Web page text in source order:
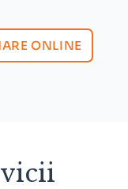
ONLINE